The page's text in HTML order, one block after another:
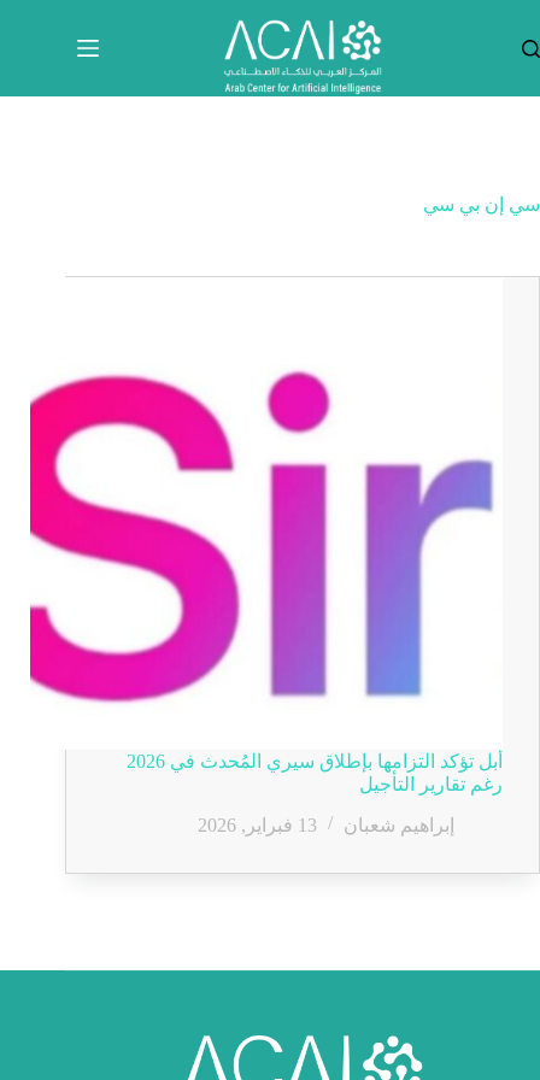
المحتوى
سي إن بي سي
أبل تؤكد التزامها بإطلاق سيري المُحدث في 2026
رغم تقارير التأجيل
إبراهيم شعبان
13 فبراير, 2026